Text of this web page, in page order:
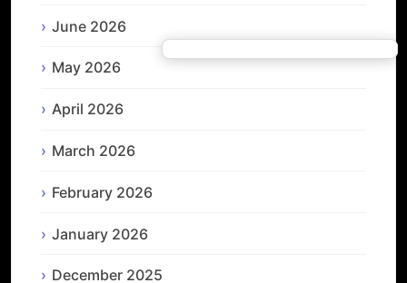
June 2026
May 2026
April 2026
March 2026
February 2026
January 2026
December 2025